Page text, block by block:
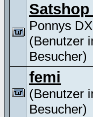
Satshop
Ponnys
(Benutzer
Besucher)
femi
(Benutzer
Besucher)